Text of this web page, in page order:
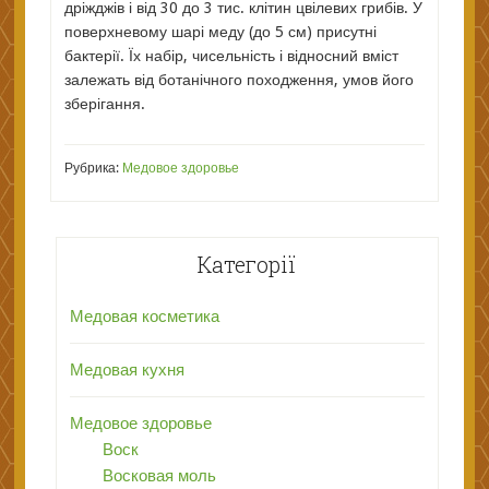
дріжджів і від 30 до 3 тис. клітин цвілевих грибів. У
поверхневому шарі меду (до 5 см) присутні
бактерії. Їх набір, чисельність і відносний вміст
залежать від ботанічного походження, умов його
зберігання.
Рубрика: Медовое здоровье
Категорії
Медовая косметика
Медовая кухня
Медовое здоровье
Воск
Восковая моль